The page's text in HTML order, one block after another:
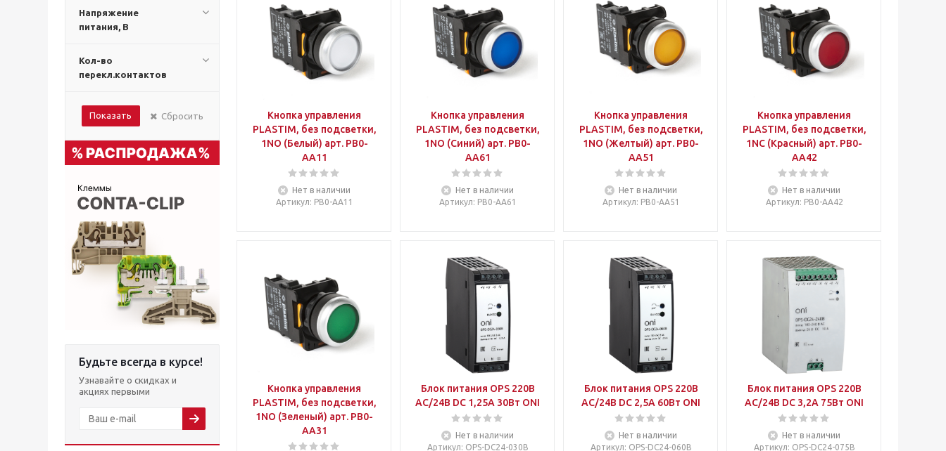
Напряжение
питания, В
Кол-во
перекл.контактов
Показать Сбросить
Будьте всегда в курсе!
Узнавайте о скидках и
акциях первыми
Кнопка управления
PLASTIM, без подсветки,
1NO (Белый) арт. PB0-
AA11
Нет в наличии
Артикул: PB0-AA11
Кнопка управления
PLASTIM, без подсветки,
1NO (Синий) арт. PB0-
AA61
Нет в наличии
Артикул: PB0-AA61
Кнопка управления
PLASTIM, без подсветки,
1NO (Желтый) арт. PB0-
AA51
Нет в наличии
Артикул: PB0-AA51
Кнопка управления
PLASTIM, без подсветки,
1NC (Красный) арт. PB0-
AA42
Нет в наличии
Артикул: PB0-AA42
Кнопка управления
PLASTIM, без подсветки,
1NO (Зеленый) арт. PB0-
AA31
Блок питания OPS 220В
AC/24В DC 1,25А 30Вт ONI
Нет в наличии
Артикул: OPS-DC24-030B
Блок питания OPS 220В
AC/24В DC 2,5А 60Вт ONI
Нет в наличии
Артикул: OPS-DC24-060B
Блок питания OPS 220В
AC/24В DC 3,2А 75Вт ONI
Нет в наличии
Артикул: OPS-DC24-075B